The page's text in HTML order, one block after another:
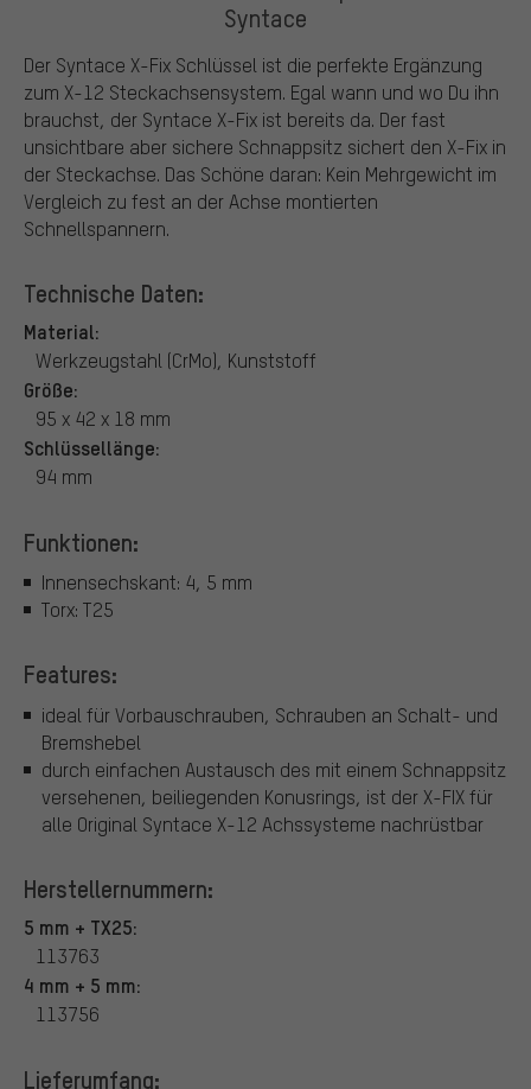
Syntace
Der Syntace X-Fix Schlüssel ist die perfekte Ergänzung
zum X-12 Steckachsensystem. Egal wann und wo Du ihn
brauchst, der Syntace X-Fix ist bereits da. Der fast
unsichtbare aber sichere Schnappsitz sichert den X-Fix in
der Steckachse. Das Schöne daran: Kein Mehrgewicht im
Vergleich zu fest an der Achse montierten
Schnellspannern.
Technische Daten:
Material:
Werkzeugstahl (CrMo), Kunststoff
Größe:
95 x 42 x 18 mm
Schlüssellänge:
94 mm
Funktionen:
Innensechskant: 4, 5 mm
Torx: T25
Features:
ideal für Vorbauschrauben, Schrauben an Schalt- und
Bremshebel
durch einfachen Austausch des mit einem Schnappsitz
versehenen, beiliegenden Konusrings, ist der X-FIX für
alle Original Syntace X-12 Achssysteme nachrüstbar
Herstellernummern:
5 mm + TX25:
113763
4 mm + 5 mm:
113756
Lieferumfang: